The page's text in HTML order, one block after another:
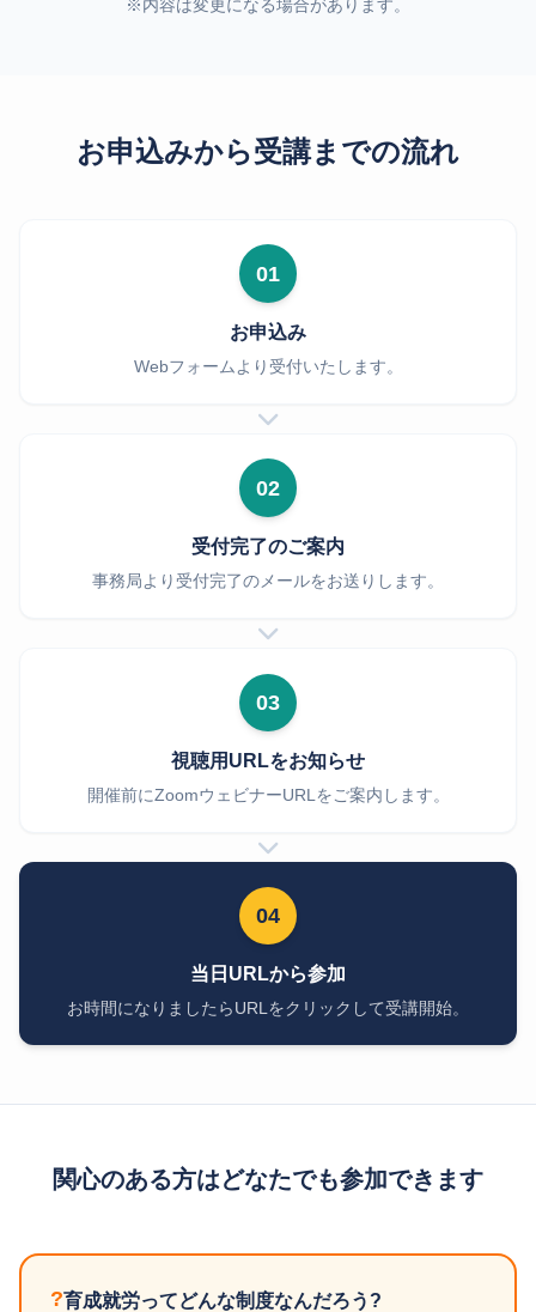
善、企業として育成就労制度に向けて準備するこ
と。
【ディスカッション】技能実習生（経験者）：
事者からみた雇用環境改善、育成就労制度への移
全5回を通じて、今後取り組むべき
※内容は変更になる場合があります。
お申込みから受講までの流れ
01
お申込み
Webフォームより受付いたします。
02
受付完了のご案内
事務局より受付完了のメールをお送りします。
03
視聴用URLをお知らせ
開催前にZoomウェビナーURLをご案内します。
04
当日URLから参加
お時間になりましたらURLをクリックして受講開始。
関心のある方はどなたでも参加できます
?育成就労ってどんな制度なんだろう?